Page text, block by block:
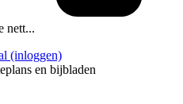
nett...
(inloggen)
en bijbladen